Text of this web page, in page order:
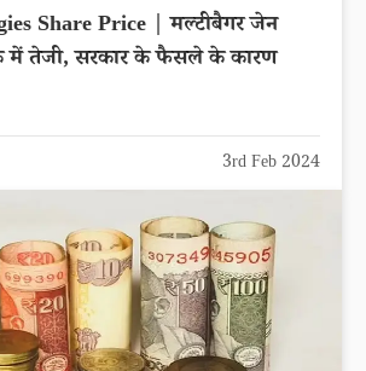
Share Price | मल्टीबैगर जेन
में तेजी, सरकार के फैसले के कारण
3rd Feb 2024